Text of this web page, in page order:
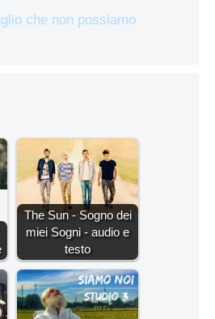
che non possiamo
The Sun - Sogno dei
miei Sogni - audio e
testo